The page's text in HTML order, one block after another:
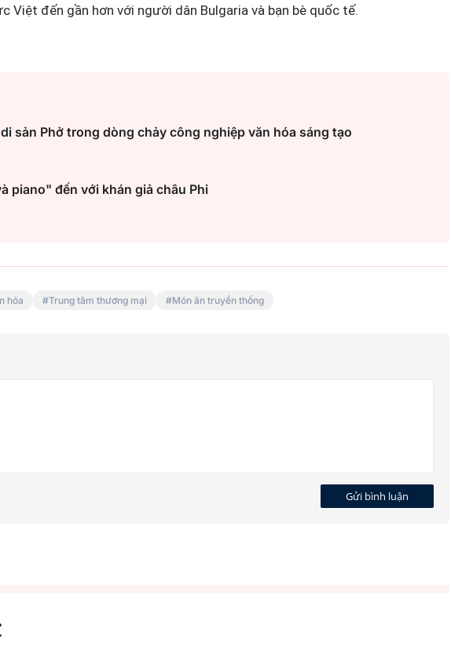
Việt đến gần hơn với người dân Bulgaria và bạn bè quốc tế.
sản Phở trong dòng chảy công nghiệp văn hóa sáng tạo
piano" đến với khán giả châu Phi
hóa Trung tâm thương mại Món ăn truyền thống
Gửi bình luận
để hạn chế rủi ro?